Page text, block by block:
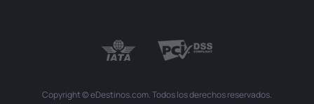
Copyright © eDestinos.com. Todos los derechos reservados.